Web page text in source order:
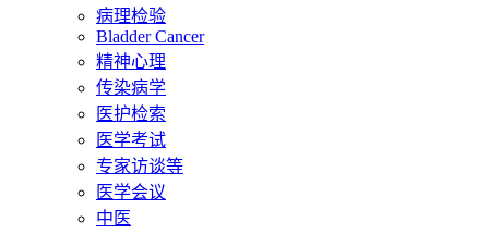
病理检验
Bladder Cancer
精神心理
传染病学
医护检索
医学考试
专家访谈等
医学会议
中医